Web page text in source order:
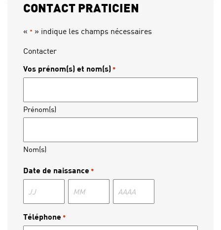
CONTACT PRATICIEN
« * » indique les champs nécessaires
Contacter
Vos prénom(s) et nom(s) *
Prénom(s)
Nom(s)
Date de naissance *
Jour Mois Année
Téléphone *